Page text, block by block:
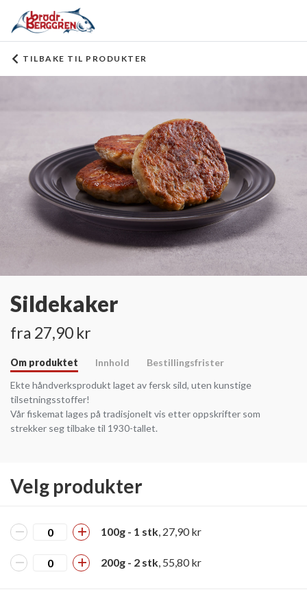
TILBAKE TIL PRODUKTER
Sildekaker
fra 27,90 kr
Om produktet Innhold
Bestillingsfrister
Ekte håndverksprodukt laget av fersk sild, uten kunstige
tilsetningsstoffer!
Vår fiskemat lages på tradisjonelt vis etter oppskrifter som
strekker seg tilbake til 1930-tallet.
Velg produkter
100g - 1 stk , 27,90 kr
200g - 2 stk , 55,80 kr